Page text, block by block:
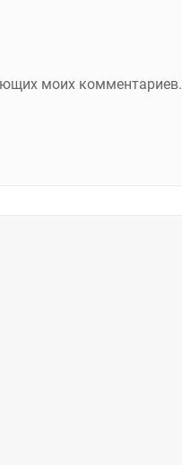
моих комментариев.